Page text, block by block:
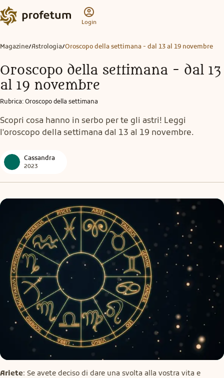
Login
Magazine/Astrologia/Oroscopo della settimana - dal 13 al 19 novembre
Oroscopo della settimana - dal 13
al 19 novembre
Rubrica: Oroscopo della settimana
Scopri cosa hanno in serbo per te gli astri! Leggi
l'oroscopo della settimana dal 13 al 19 novembre.
Cassandra
2023
Ariete: Se avete deciso di dare una svolta alla vostra vita e